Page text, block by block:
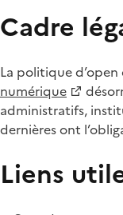
Cadre
La politique
numérique
administratifs,
dernières ont
Liens